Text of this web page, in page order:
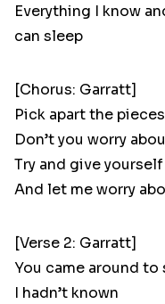
Everything I know
can sleep
[Chorus: Garratt]
Pick apart the
Don’t you worry
Try and give
And let me worry
[Verse 2: Garratt]
You came around to
I hadn’t known